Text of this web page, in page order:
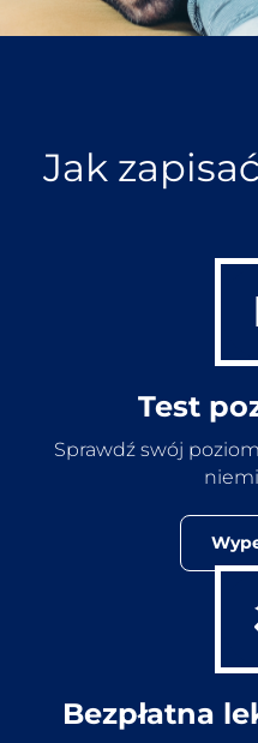
Jak
Test
Sprawdź swój
Bezpłatna